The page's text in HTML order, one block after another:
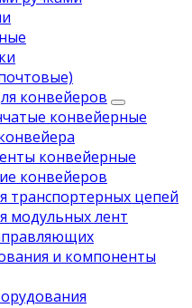
конвейеров
конвейерные
конвейерные
конвейеров
транспортерных цепей
модульных лент
и компоненты